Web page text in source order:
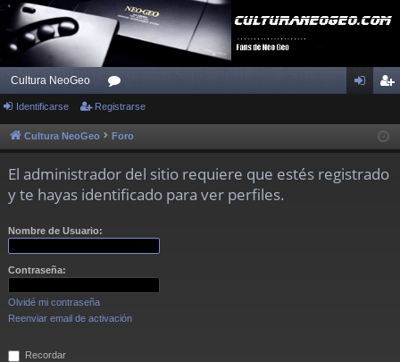
Cultura NeoGeo
or
os ist
Identificarse Registrarse
Cultura NeoGeo Foro
El administrador del sitio requiere que estés registrado
y te hayas identificado para ver perfiles.
Nombre de Usuario:
Contraseña:
Olvidé mi contraseña
Reenviar email de activación
Recordar